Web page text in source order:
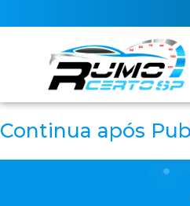
Continua após